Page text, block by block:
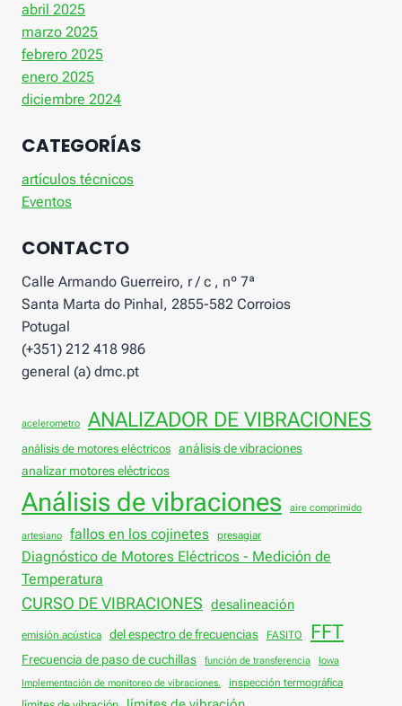
abril 2025
marzo 2025
febrero 2025
enero 2025
diciembre 2024
CATEGORÍAS
artículos técnicos
Eventos
CONTACTO
Calle Armando Guerreiro, r / c , nº 7ª
Santa Marta do Pinhal, 2855-582 Corroios
Potugal
(+351) 212 418 986
general (a) dmc.pt
acelerometro ANALIZADOR DE VIBRACIONES
análisis de motores eléctricos análisis de vibraciones
analizar motores eléctricos
Análisis de vibraciones aire comprimido
artesiano fallos en los cojinetes presagiar
Diagnóstico de Motores Eléctricos - Medición de
Temperatura
CURSO DE VIBRACIONES desalineación
emisión acústica del espectro de frecuencias FASITO FFT
Frecuencia de paso de cuchillas función de transferencia
Iowa
Implementación de monitoreo de vibraciones.
inspección termográfica